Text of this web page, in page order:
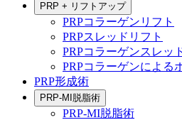
PRP + リフトアップ
PRPコラーゲンリフト
PRPスレッドリフト
PRPコラーゲンスレッ
PRPコラーゲンによる
PRP形成術
PRP-MI脱脂術
PRP-MI脱脂術